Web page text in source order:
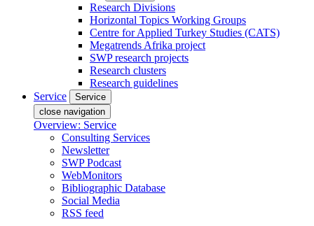
Research Divisions
Horizontal Topics Working Groups
Centre for Applied Turkey Studies (CATS)
Megatrends Afrika project
SWP research projects
Research clusters
Research guidelines
Service
Service
close navigation
Overview: Service
Consulting Services
Newsletter
SWP Podcast
WebMonitors
Bibliographic Database
Social Media
RSS feed